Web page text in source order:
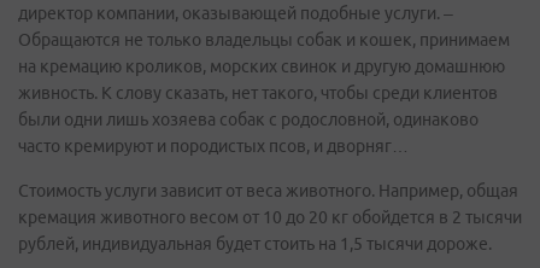
директор компании, оказывающей подобные услуги. –
Обращаются не только владельцы собак и кошек, принимаем
на кремацию кроликов, морских свинок и другую домашнюю
живность. К слову сказать, нет такого, чтобы среди клиентов
были одни лишь хозяева собак с родословной, одинаково
часто кремируют и породистых псов, и дворняг…
Стоимость услуги зависит от веса животного. Например, общая
кремация животного весом от 10 до 20 кг обойдется в 2 тысячи
рублей, индивидуальная будет стоить на 1,5 тысячи дороже.